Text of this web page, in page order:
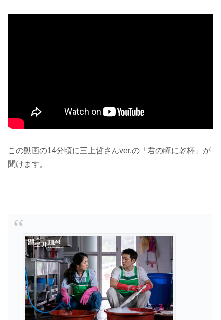
この動画の14分頃に三上哲さんver.の「君の瞳に乾杯」が
聞けます。